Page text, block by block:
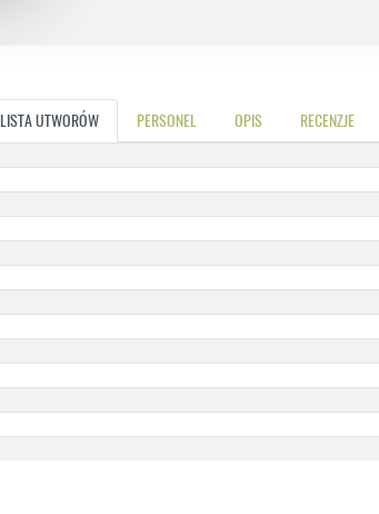
LISTA UTWORÓW PERSONEL OPIS RECENZJE